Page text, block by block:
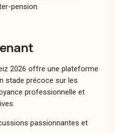
pension.
2026 offre une plateforme
stade précoce sur les
professionnelle et
passionnantes et